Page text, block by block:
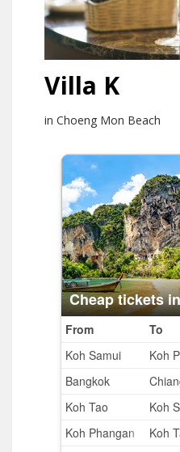
Villa K
in Choeng Mon Beach